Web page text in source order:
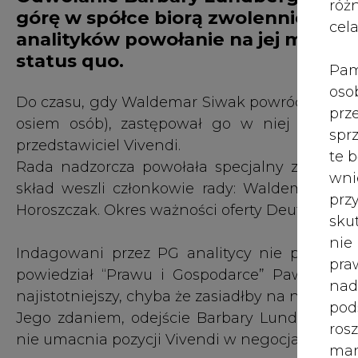
te
nie
górę w spółce biorą zwolennicy
analityków powołanie na jej
status quo.
Do czasu, gdy Waldemar Siwak powróci na
osiem osób), zastępował go w niej będzie
przedstawiciel Vivendi.
Rada nadzorcza powołała specjalny
skład weszli członkowie rady: Waldemar
Horoszczak. Okres ważności oferty Deutsche
Indagowani przez PG analitycy nie
powiedział “Prawu i Gospodarce” Paweł
najistotniejszy, chyba że zasiadłby na nim
Jego zdaniem, odejście Barbary Lundberg
nie umacnia pozycji Vivendi w negocjacjach z